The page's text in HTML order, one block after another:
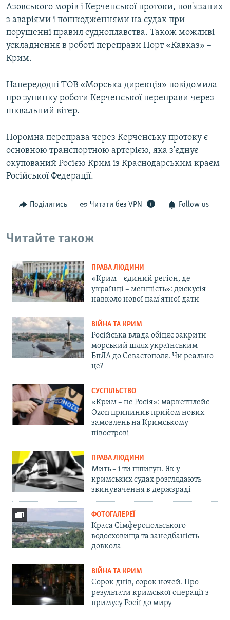
Азовського морів і Керченської протоки, пов'язаних
з аваріями і пошкодженнями на судах при
порушенні правил судноплавства. Також можливі
ускладнення в роботі переправи Порт «Кавказ» –
Крим.
Напередодні ТОВ «Морська дирекція» повідомила
про зупинку роботи Керченської переправи через
шквальний вітер.
Поромна переправа через Керченську протоку є
основною транспортною артерією, яка з'єднує
окупований Росією Крим із Краснодарським краєм
Російської Федерації.
Поділитись Читати без VPN Follow us
Читайте також
ПРАВА ЛЮДИНИ
«Крим – єдиний регіон, де
українці – меншість»: дискусія
навколо нової пам'ятної дати
ВІЙНА ТА КРИМ
Російська влада обіцяє закрити
морський шлях українським
БпЛА до Севастополя. Чи реально
це?
СУСПІЛЬСТВО
«Крим – не Росія»: маркетплейс
Ozon припинив прийом нових
замовлень на Кримському
півострові
ПРАВА ЛЮДИНИ
Мить – і ти шпигун. Як у
кримських судах розглядають
звинувачення в держзраді
ФОТОГАЛЕРЕЇ
Краса Сімферопольського
водосховища та занедбаність
довкола
ВІЙНА ТА КРИМ
Сорок днів, сорок ночей. Про
результати кримської операції з
примусу Росії до миру